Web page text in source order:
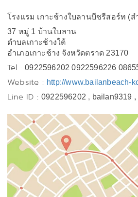
โรงแรม เกาะช้างใบลานบีชรีสอร์ท (
37 หมู่ 1 บ้านใบลาน
ตำบลเกาะช้างใต้
อำเภอเกาะช้าง จังหวัดตราด 23170
Tel :0922596202 0922596226
Website : http://www.bailanbeach-
Line ID : 0922596202 , bailan9319 ,